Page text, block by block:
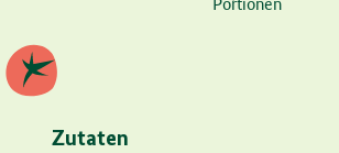
Portionen
Zutaten